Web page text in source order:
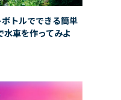
ボトルでできる簡単
水車を作ってみよ